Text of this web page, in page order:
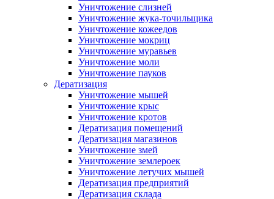
Уничтожение слизней
Уничтожение жука-точильщика
Уничтожение кожеедов
Уничтожение мокриц
Уничтожение муравьев
Уничтожение моли
Уничтожение пауков
Дератизация
Уничтожение мышей
Уничтожение крыс
Уничтожение кротов
Дератизация помещений
Дератизация магазинов
Уничтожение змей
Уничтожение землероек
Уничтожение летучих мышей
Дератизация предприятий
Дератизация склада